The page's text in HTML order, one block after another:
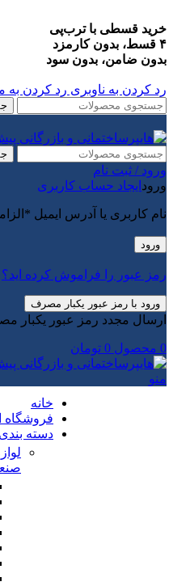
خرید قسطی با ترب‌پی
۴ قسط، بدون کارمزد
بدون ضامن، بدون سود
رد کردن به ناوبری رد کردن به
ورود / ثبت نام
ورود ایجاد حساب کاربری
نام کاربری یا آدرس ایمیل *
ورود
رمز عبور را فراموش کرده اید؟
ورود با رمز عبور یکبار مصرف
ارسال مجدد رمز عبور یکبار
0 محصول 0 تومان
منو
خانه
فروشگاه
دسته